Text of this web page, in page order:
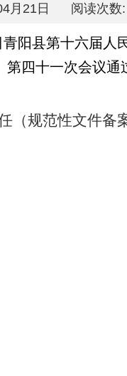
月21日 阅读次数:
青阳县第十六届
第四十一次会议通
（规范性文件备